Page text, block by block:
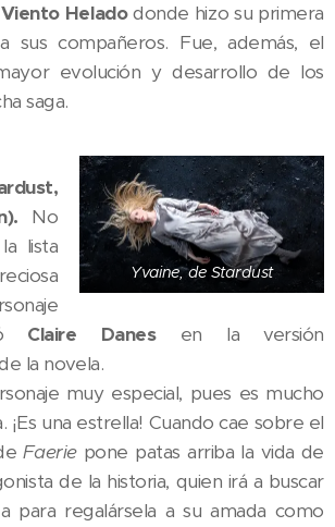
Heladodonde hizo su primera
sus compañeros. Fue, además, el
evolución y desarrollo de los
saga.
Yvaine, de Stardust
No
lista
Claire Danes en la versión
la novela.
muy especial, pues es mucho
¡Es una estrella! Cuando cae sobre el
Faeriepone patas arriba la vida de
de la historia, quien irá a buscar
para regalársela a su amada como